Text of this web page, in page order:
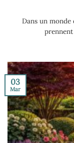
Dans un
prennent
03
Mar